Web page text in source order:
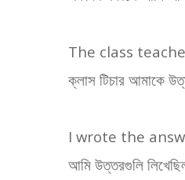
The class
ক্লাস টিচার আমাকে
I wrote the
আমি উত্তরগুলি